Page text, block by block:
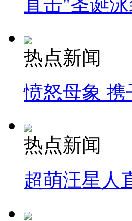
直击"圣诞
热点新闻
愤怒母象
热点新闻
超萌汪星人